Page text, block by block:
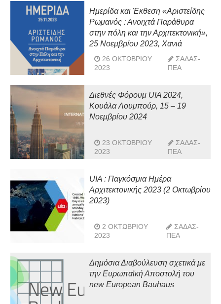
Ημερίδα και Έκθεση «Αριστείδης
Ρωμανός : Ανοιχτά Παράθυρα
στην πόλη και την Αρχιτεκτονική»,
25 Νοεμβρίου 2023, Χανιά
26 ΟΚΤΩΒΡΊΟΥ
2023
ΣΑΔΑΣ-
ΠΕΑ
Διεθνές Φόρουμ UIA 2024,
Κουάλα Λουμπούρ, 15 – 19
Νοεμβρίου 2024
23 ΟΚΤΩΒΡΊΟΥ
2023
ΣΑΔΑΣ-
ΠΕΑ
UIA : Παγκόσμια Ημέρα
Αρχιτεκτονικής 2023 (2 Οκτωβρίου
2023)
2 ΟΚΤΩΒΡΊΟΥ
2023
ΣΑΔΑΣ-
ΠΕΑ
Δημόσια Διαβούλευση σχετικά με
την Ευρωπαϊκή Αποστολή του
new European Bauhaus